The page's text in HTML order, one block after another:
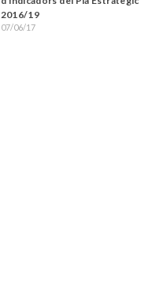
2016/19
07/06/17